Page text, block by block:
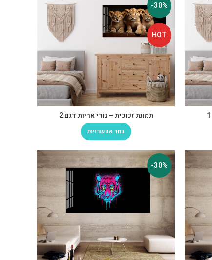
-30%
HOT
תמונת זכוכית – גורי אריות דגם 2
בחר אפשרויות
-30%